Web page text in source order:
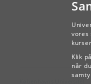
vores
Klik
når